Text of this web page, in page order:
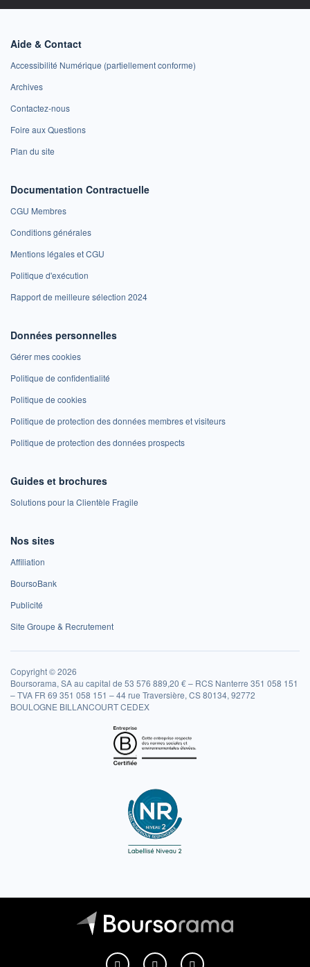
Aide & Contact
Accessibilité Numérique (partiellement conforme)
Archives
Contactez-nous
Foire aux Questions
Plan du site
Documentation Contractuelle
CGU Membres
Conditions générales
Mentions légales et CGU
Politique d'exécution
Rapport de meilleure sélection 2024
Données personnelles
Gérer mes cookies
Politique de confidentialité
Politique de cookies
Politique de protection des données membres et visiteurs
Politique de protection des données prospects
Guides et brochures
Solutions pour la Clientèle Fragile
Nos sites
Affiliation
BoursoBank
Publicité
Site Groupe & Recrutement
Copyright © 2026
Boursorama, SA au capital de 53 576 889,20 € – RCS Nanterre 351 058 151
– TVA FR 69 351 058 151 – 44 rue Traversière, CS 80134, 92772
BOULOGNE BILLANCOURT CEDEX